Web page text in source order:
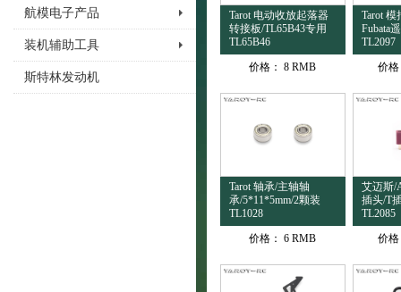
航模电子产品
装机辅助工具
斯特林发动机
Tarot 电动收放起落器
转接板/TL65B43专用
TL65B46
价格： 8 RMB
Tarot
Fubata
TL2097
价
Tarot 轴承/主轴轴
承/5*11*5mm/2颗装
TL1028
价格： 6 RMB
艾迈斯/
插头/T
TL2085
价